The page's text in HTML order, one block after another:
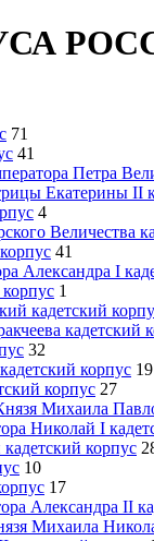
71
41
Петра
Екатерины II
4
Величества
41
Александра I
1
кадетский
кадетский
32
корпус 19
корпус 27
Михаила
Николай I
корпус
10
17
Александра II
Михаила